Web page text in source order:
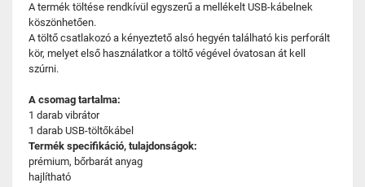
A termék töltése rendkívül egyszerű a mellékelt USB-kábelnek
köszönhetően.
A töltő csatlakozó a kényeztető alsó hegyén található kis perforált
kör, melyet első használatkor a töltő végével óvatosan át kell
szúrni.
A csomag tartalma:
1 darab vibrátor
1 darab USB-töltőkábel
Termék specifikáció, tulajdonságok:
prémium, bőrbarát anyag
hajlítható